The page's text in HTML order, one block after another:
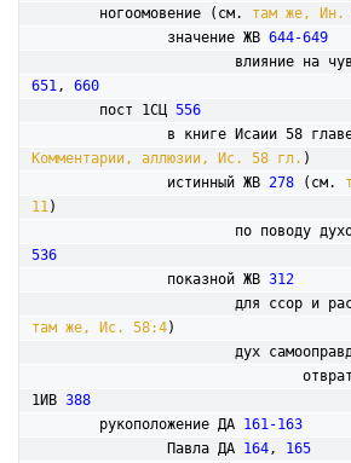
ногоомовение (см. там же, Ин.
		значение ЖВ
644-649
влияние на
651, 660
	пост 1СЦ
556
в книге Исаии 58
Комментарии, аллюзии, Ис. 58 гл. )
		истинный ЖВ
278 (см.
11)
по поводу
536
		показной ЖВ
312
для ссор и
там же, Ис. 58:4)
1ИВ 388
	рукоположение ДА
161-163
		Павла ДА
164, 165